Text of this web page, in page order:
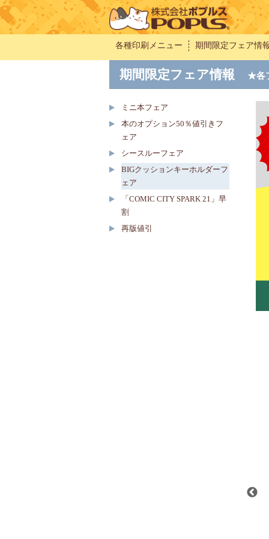
各種印刷メニュー 期間限定フェア情
期間限定フェア情報 ★各
ミニ本フェア
本のオプション50％値引きフ
ェア
シースルーフェア
BIGクッションキーホルダーフ
ェア
「COMIC CITY SPARK 21」早
割
再版値引